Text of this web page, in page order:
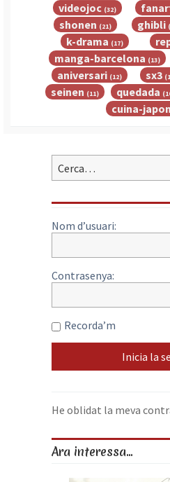
videojoc (32)
shonen (21) ghibli
k-drama (17)
manga-barcelona (13)
aniversari (12) sx3
seinen (11) quedada
cuina-
Nom d’usuari:
Contrasenya:
Recorda’m
He oblidat la meva
Ara interessa...